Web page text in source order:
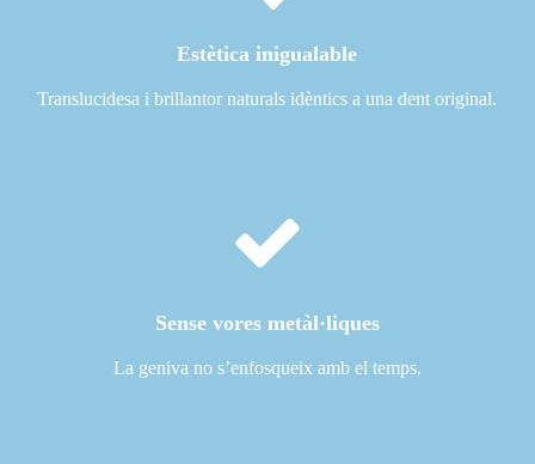
Estètica inigualable
Translucidesa i brillantor naturals idèntics a una dent original.
Sense vores metàl·liques
La geniva no s’enfosqueix amb el temps.